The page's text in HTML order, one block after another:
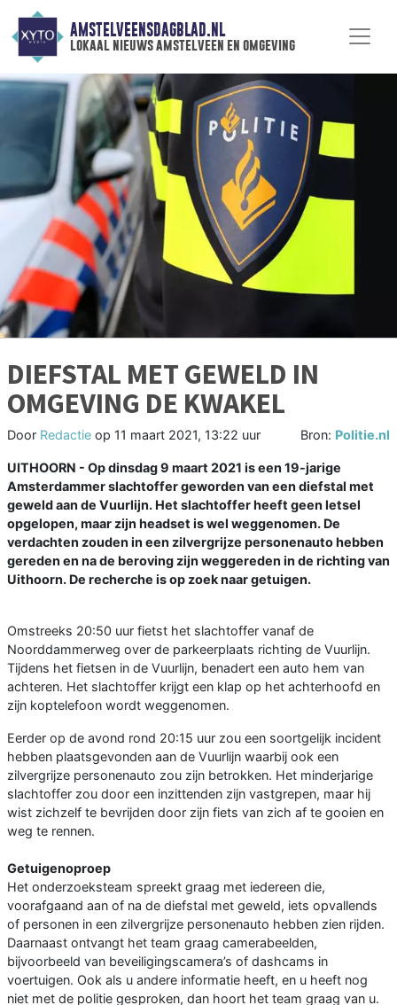
AMSTELVEENSDAGBLAD.NL
lokaal nieuws amstelveen en omgeving
DIEFSTAL MET GEWELD IN
OMGEVING DE KWAKEL
Door Redactie op 11 maart 2021, 13:22 uur Bron: Politie.nl
UITHOORN - Op dinsdag 9 maart 2021 is een 19-jarige
Amsterdammer slachtoffer geworden van een diefstal met
geweld aan de Vuurlijn. Het slachtoffer heeft geen letsel
opgelopen, maar zijn headset is wel weggenomen. De
verdachten zouden in een zilvergrijze personenauto hebben
gereden en na de beroving zijn weggereden in de richting van
Uithoorn. De recherche is op zoek naar getuigen.
Omstreeks 20:50 uur fietst het slachtoffer vanaf de
Noorddammerweg over de parkeerplaats richting de Vuurlijn.
Tijdens het fietsen in de Vuurlijn, benadert een auto hem van
achteren. Het slachtoffer krijgt een klap op het achterhoofd en
zijn koptelefoon wordt weggenomen.
Eerder op de avond rond 20:15 uur zou een soortgelijk incident
hebben plaatsgevonden aan de Vuurlijn waarbij ook een
zilvergrijze personenauto zou zijn betrokken. Het minderjarige
slachtoffer zou door een inzittenden zijn vastgrepen, maar hij
wist zichzelf te bevrijden door zijn fiets van zich af te gooien en
weg te rennen.
Getuigenoproep
Het onderzoeksteam spreekt graag met iedereen die,
voorafgaand aan of na de diefstal met geweld, iets opvallends
of personen in een zilvergrijze personenauto hebben zien rijden.
Daarnaast ontvangt het team graag camerabeelden,
bijvoorbeeld van beveiligingscamera’s of dashcams in
voertuigen. Ook als u andere informatie heeft, en u heeft nog
niet met de politie gesproken, dan hoort het team graag van u.